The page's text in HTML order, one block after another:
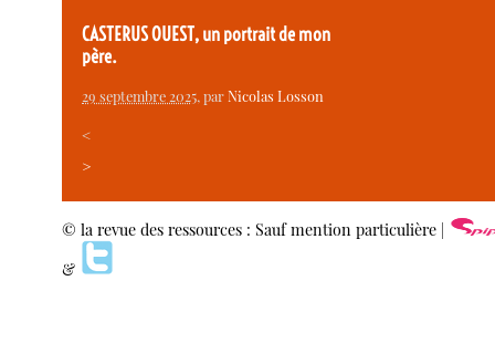
CASTERUS OUEST, un portrait de mon
père.
29 septembre 2025, parNicolas Losson
<
>
© la revue des ressources : Sauf mention particulière |
&